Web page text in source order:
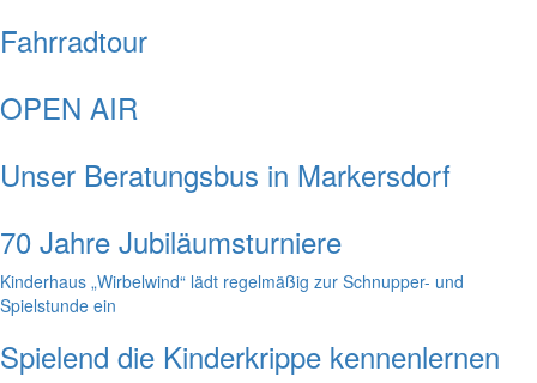
Fahrradtour
OPEN AIR
Unser Beratungsbus in Markersdorf
70 Jahre Jubiläumsturniere
Kinderhaus „Wirbelwind“ lädt regelmäßig zur Schnupper- und
Spielstunde ein
Spielend die Kinderkrippe kennenlernen